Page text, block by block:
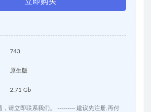
743
原生版
2.71 Gb
，请立即联系我们。 --------- 建议先注册,再付